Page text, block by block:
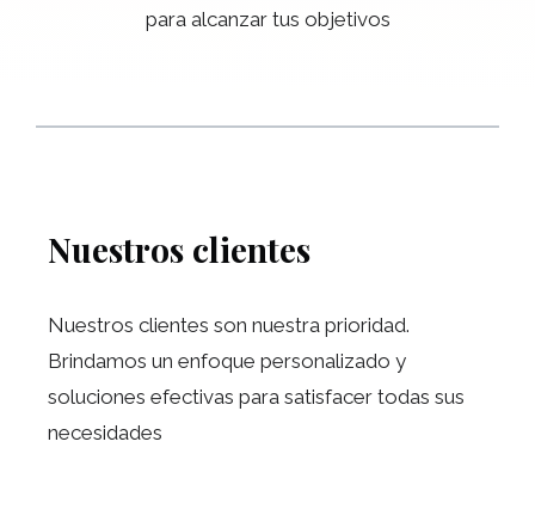
para alcanzar tus objetivos
Nuestros clientes
Nuestros clientes son nuestra prioridad.
Brindamos un enfoque personalizado y
soluciones efectivas para satisfacer todas sus
necesidades